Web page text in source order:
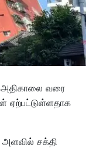
அதிகாலை வரை
ஏற்பட்டுள்ளதாக
அளவில் சக்தி